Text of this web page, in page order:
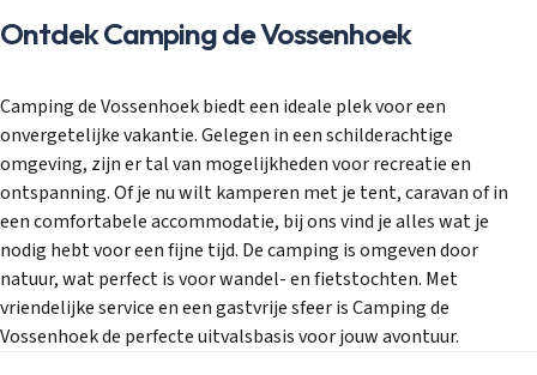
Ontdek Camping de Vossenhoek
Camping de Vossenhoek biedt een ideale plek voor een
onvergetelijke vakantie. Gelegen in een schilderachtige
omgeving, zijn er tal van mogelijkheden voor recreatie en
ontspanning. Of je nu wilt kamperen met je tent, caravan of in
een comfortabele accommodatie, bij ons vind je alles wat je
nodig hebt voor een fijne tijd. De camping is omgeven door
natuur, wat perfect is voor wandel- en fietstochten. Met
vriendelijke service en een gastvrije sfeer is Camping de
Vossenhoek de perfecte uitvalsbasis voor jouw avontuur.